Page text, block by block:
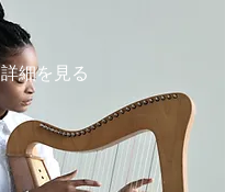
詳細を見る